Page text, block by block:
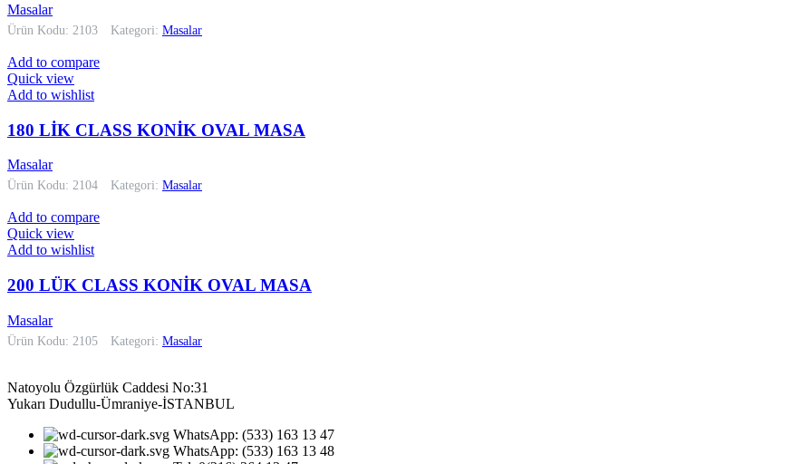
Masalar
Ürün Kodu: 2103 Kategori: Masalar
Add to compare
Quick view
Add to wishlist
180 LİK CLASS KONİK OVAL MASA
Masalar
Ürün Kodu: 2104 Kategori: Masalar
Add to compare
Quick view
Add to wishlist
200 LÜK CLASS KONİK OVAL MASA
Masalar
Ürün Kodu: 2105 Kategori: Masalar
Natoyolu Özgürlük Caddesi No:31
Yukarı Dudullu-Ümraniye-İSTANBUL
WhatsApp: (533) 163 13 47
WhatsApp: (533) 163 13 48